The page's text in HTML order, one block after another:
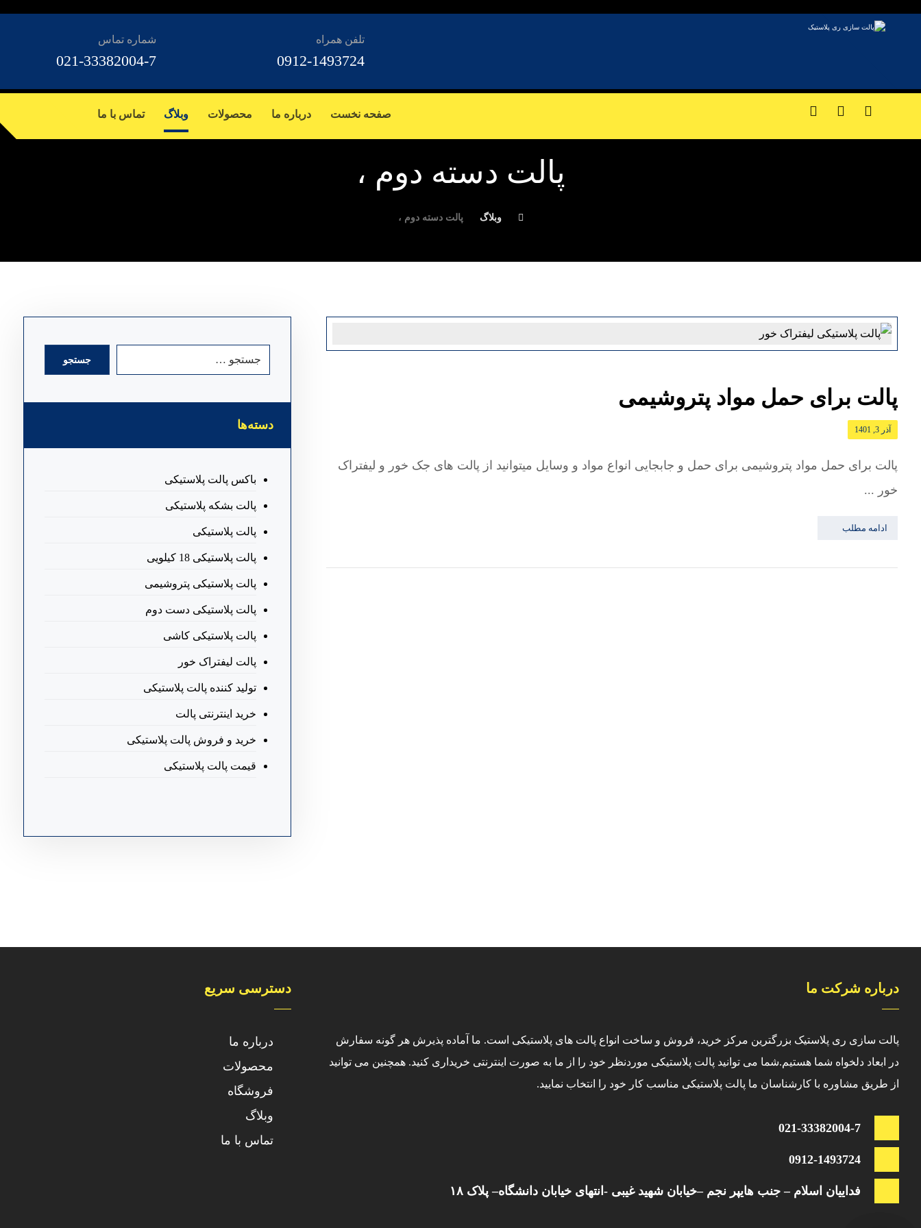
شماره تماس
021-33382004-7
تلفن همراه
0912-1493724
صفحه نخست درباره ما محصولات وبلاگ تماس با ما
پالت دسته دوم ،
وبلاگ پالت دسته دوم ،
پالت برای حمل مواد پتروشیمی
آذر 3, 1401
پالت برای حمل مواد پتروشیمی برای حمل و جابجایی انواع مواد و وسایل میتوانید از پالت های جک خور و لیفتراک
خور ...
ادامه مطلب
جستجو
دسته‌ها
باکس پالت پلاستیکی
پالت بشکه پلاستیکی
پالت پلاستیکی
پالت پلاستیکی 18 کیلویی
پالت پلاستیکی پتروشیمی
پالت پلاستیکی دست دوم
پالت پلاستیکی کاشی
پالت لیفتراک خور
تولید کننده پالت پلاستیکی
خرید اینترنتی پالت
خرید و فروش پالت پلاستیکی
قیمت پالت پلاستیکی
درباره شرکت ما
پالت سازی ری پلاستیک بزرگترین مرکز خرید، فروش و ساخت انواع پالت های پلاستیکی است. ما آماده پذیرش هر گونه سفارش
در ابعاد دلخواه شما هستیم.شما می توانید پالت پلاستیکی موردنظر خود را از ما به صورت اینترنتی خریداری کنید. همچنین می توانید
از طریق مشاوره با کارشناسان ما پالت پلاستیکی مناسب کار خود را انتخاب نمایید.
021-33382004-7
0912-1493724
فداییان اسلام – جنب هایپر نجم –خیابان شهید غیبی -انتهای خیابان دانشگاه– پلاک ١٨
دسترسی سریع
درباره ما
محصولات
فروشگاه
وبلاگ
تماس با ما